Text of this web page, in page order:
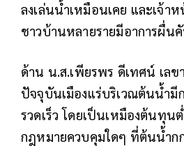
ลงเล่นน้ำเหมือนเคย และเจ้า
ชาวบ้านหลายรายมีอาการผื่น
ด้าน น.ส.เพียรพร ดีเทศน์ เลข
ปัจจุบันเมืองแร่บริเวณต้นน้ำมี
รวดเร็ว โดยเป็นเหมืองต้นทุน
กฎหมายควบคุมใดๆ ที่ต้นน้ำก